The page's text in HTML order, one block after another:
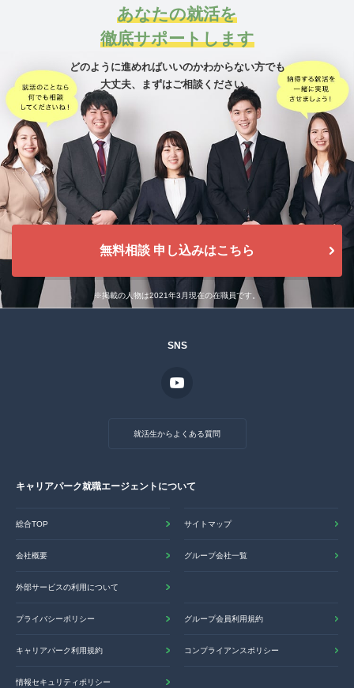
あなたの就活を
徹底サポートします
どのように進めればいいのかわからない方でも
大丈夫、
まずはご相談ください。
無料相談 申し込みはこちら
※掲載の人物は2021年3月現在の在職員です。
SNS
就活生からよくある質問
キャリアパーク就職エージェントについて
総合TOP サイトマップ
会社概要 グループ会社一覧
外部サービスの利用について
プライバシーポリシー グループ会員利用規約
キャリアパーク利用規約 コンプライアンスポリシー
情報セキュリティポリシー